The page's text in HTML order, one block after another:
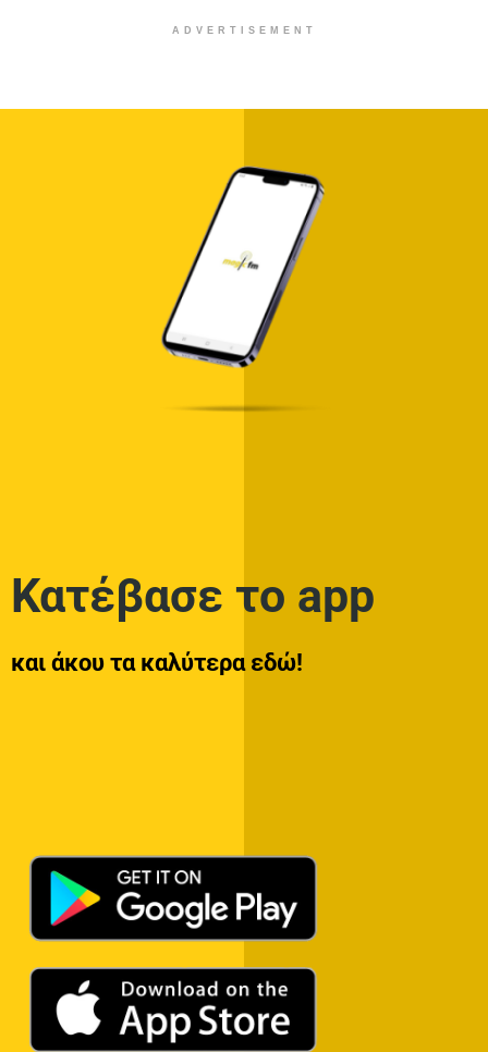
ADVERTISEMENT
Κατέβασε το app
και άκου τα καλύτερα εδώ!